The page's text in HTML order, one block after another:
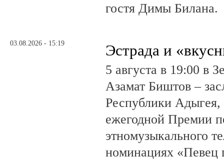
гостя Димы Билана.
03.08.2026 - 15:19 Эстрада и
5 августа в 19:00 в
Азамат Биштов –
Республики
ежегодной Премии
этномузыкального
номинациях «Певец